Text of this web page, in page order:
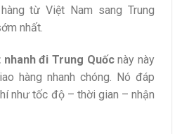
từ Việt Nam sang Trung
nhất.
đi Trung Quốcnày này
hàng nhanh chóng. Nó đáp
như tốc độ – thời gian – nhận